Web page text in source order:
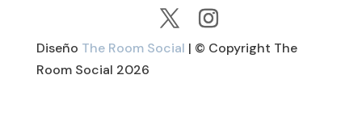
Diseño The Room Social | © Copyright The
Room Social 2026